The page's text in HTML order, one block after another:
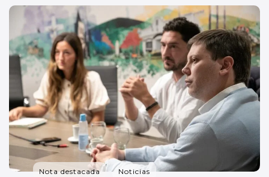
Nota destacada Noticias